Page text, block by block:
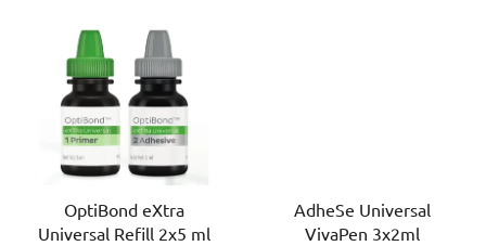
OptiBond eXtra
Universal Refill 2x5 ml
AdheSe Universal
VivaPen 3x2ml